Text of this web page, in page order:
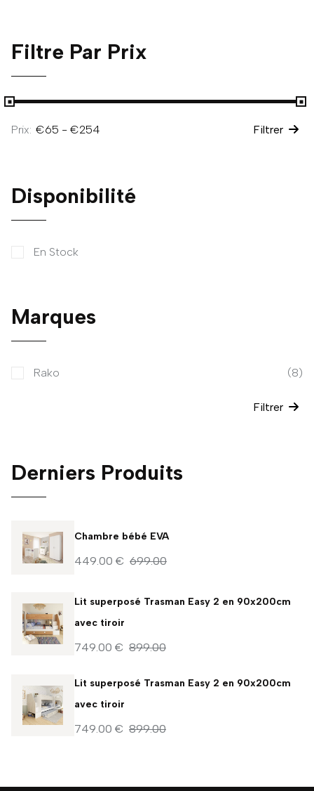
Filtre Par Prix
Prix: Filtrer
Disponibilité
En Stock
Marques
Rako (8)
Filtrer
Derniers Produits
Chambre bébé EVA
449.00 € 699.00
Lit superposé Trasman Easy 2 en 90x200cm
avec tiroir
749.00 € 899.00
Lit superposé Trasman Easy 2 en 90x200cm
avec tiroir
749.00 € 899.00